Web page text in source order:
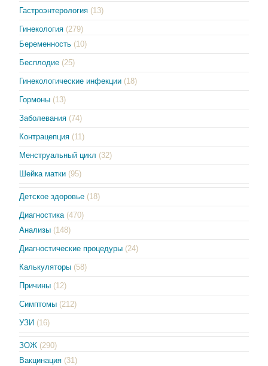
Гастроэнтерология (13)
Гинекология (279)
Беременность (10)
Бесплодие (25)
Гинекологические инфекции (18)
Гормоны (13)
Заболевания (74)
Контрацепция (11)
Менструальный цикл (32)
Шейка матки (95)
Детское здоровье (18)
Диагностика (470)
Анализы (148)
Диагностические процедуры (24)
Калькуляторы (58)
Причины (12)
Симптомы (212)
УЗИ (16)
ЗОЖ (290)
Вакцинация (31)